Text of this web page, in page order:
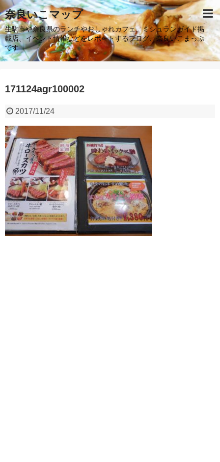
奈良いこマップ
生駒市や奈良県のランチやおしゃれカフェ、ミシュランガイド掲
載店、イベント情報などをレポートするブログ、奈良いこまっぷ
です
171124agr100002
2017/11/24